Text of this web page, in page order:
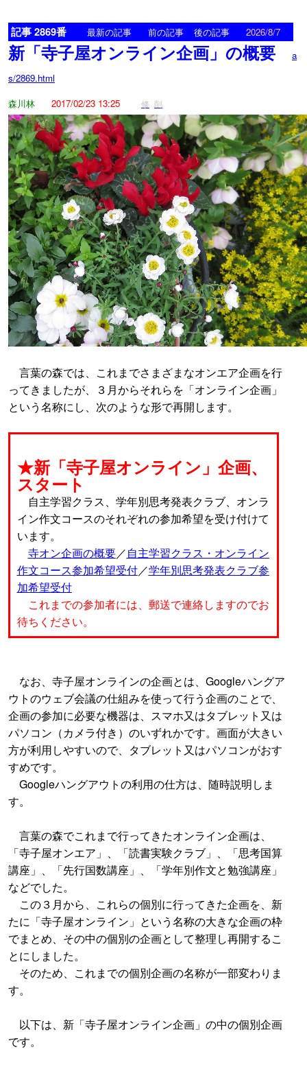
記事 2869番 最新の記事 前の記事 後の記事 2026/8/7
新「寺子屋オンライン企画」の概要
a
s/2869.html
森川林
2017/02/23 13:25 修 削
言葉の森では、これまでさまざまなオンエア企画を行
ってきましたが、３月からそれらを「オンライン企画」
という名称にし、次のような形で再開します。
★新「寺子屋オンライン」企画、
スタート
自主学習クラス、学年別思考発表クラブ、オンラ
イン作文コースのそれぞれの参加希望を受け付けて
います。
寺オン企画の概要／自主学習クラス・オンライン
作文コース参加希望受付／学年別思考発表クラブ参
加希望受付
これまでの参加者には、郵送で連絡しますのでお
待ちください。
なお、寺子屋オンラインの企画とは、Googleハングア
ウトのウェブ会議の仕組みを使って行う企画のことで、
企画の参加に必要な機器は、スマホ又はタブレット又は
パソコン（カメラ付き）のいずれかです。画面が大きい
方が利用しやすいので、タブレット又はパソコンがおす
すめです。
Googleハングアウトの利用の仕方は、随時説明しま
す。
言葉の森でこれまで行ってきたオンライン企画は、
「寺子屋オンエア」、「読書実験クラブ」、「思考国算
講座」、「先行国数講座」、「学年別作文と勉強講座」
などでした。
この３月から、これらの個別に行ってきた企画を、新
たに「寺子屋オンライン」という名称の大きな企画の枠
でまとめ、その中の個別の企画として整理し再開するこ
とにしました。
そのため、これまでの個別企画の名称が一部変わりま
す。
以下は、新「寺子屋オンライン企画」の中の個別企画
です。